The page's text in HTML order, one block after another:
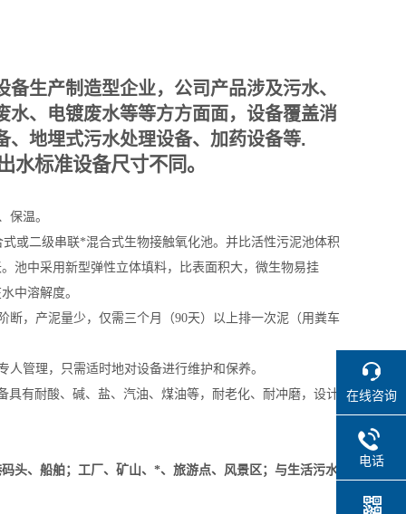
生产制造型企业，公司产品涉及污水、
、电镀废水等等方方面面，设备覆盖消
、地埋式污水处理设备、加药设备等.
水标准设备尺寸不同。
保温。
或二级串联*混合式生物接触氧化池。并比活性污泥池体积
池中采用新型弹性立体填料，比表面积大，微生物易挂
中溶解度。
断，产泥量少，仅需三个月（90天）以上排一次泥（用粪车
管理，只需适时地对设备进行维护和保养。
有耐酸、碱、盐、汽油、煤油等，耐老化、耐冲磨，设计
、船舶；工厂、矿山、*、旅游点、风景区；与生活污水
在线咨询
电话